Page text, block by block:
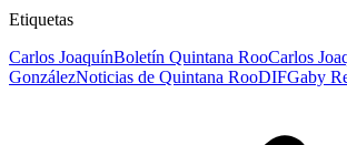
Etiquetas
Carlos JoaquínBoletín Quintana RooCarlos
GonzálezNoticias de Quintana RooDIFGaby